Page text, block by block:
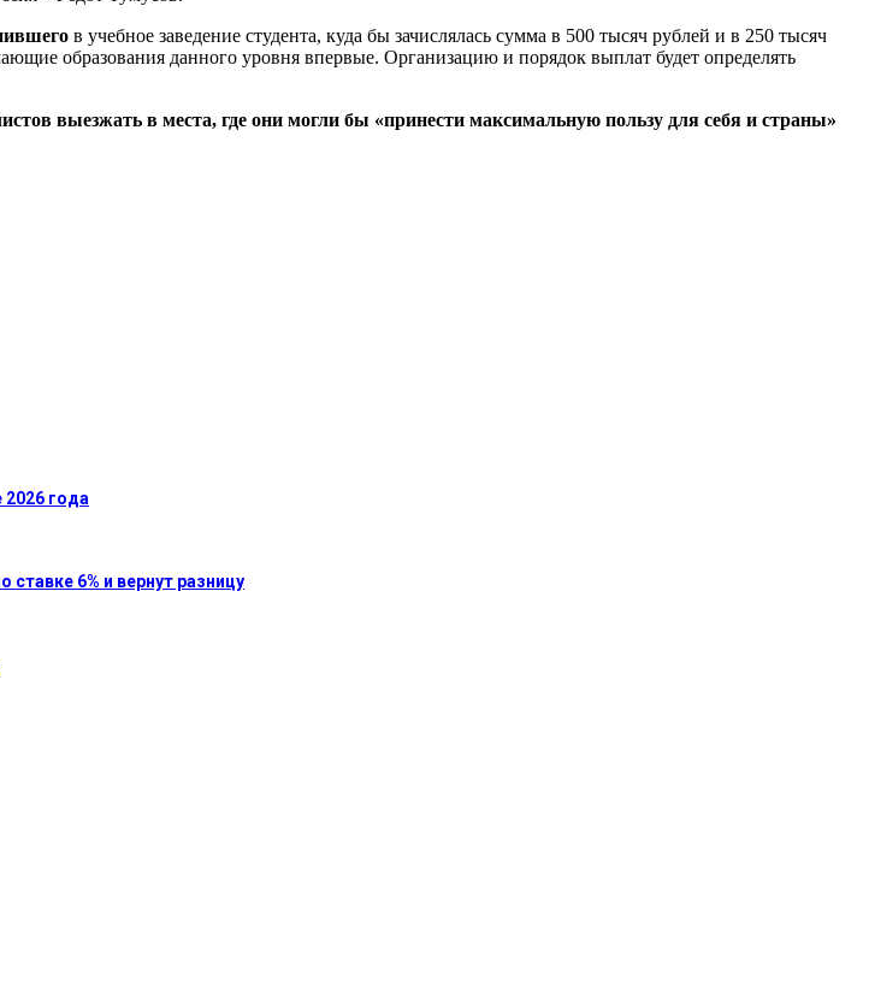
в учебное заведение студента, куда бы зачислялась сумма в 500 тысяч рублей и в 250 тысяч
образования данного уровня впервые. Организацию и порядок выплат будет определять
выезжать в места, где они могли бы «принести максимальную пользу для себя и страны»
2026 года
6% и вернут разницу